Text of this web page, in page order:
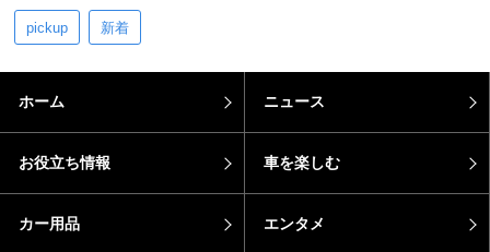
pickup 新着
ホーム ニュース
お役立ち情報 車を楽しむ
カー用品 エンタメ